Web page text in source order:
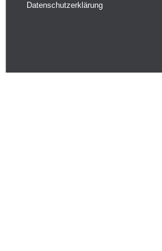
Datenschutzerklärung